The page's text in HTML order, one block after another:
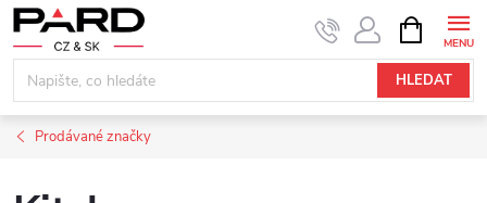
Přejít
na
obsah
HLEDAT
NÁKUPNÍ
KOŠÍK
Prodávané značky